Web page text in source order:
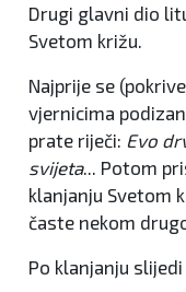
Drugi glavni dio
Svetom križu.
Najprije se
vjernicima
prate riječi: Evo
svijeta... Potom
klanjanju Svetom
časte nekom
Po klanjanju